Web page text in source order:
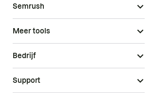
Semrush
Meer tools
Bedrijf
Support